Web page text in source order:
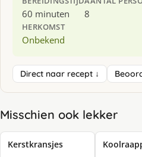
60 minuten 8
HERKOMST
Onbekend
Direct naar recept ↓
Misschien ook lekker
Kerstkransjes